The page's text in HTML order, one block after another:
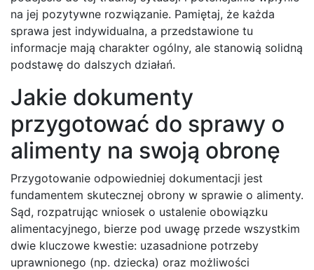
na jej pozytywne rozwiązanie. Pamiętaj, że każda
sprawa jest indywidualna, a przedstawione tu
informacje mają charakter ogólny, ale stanowią solidną
podstawę do dalszych działań.
Jakie dokumenty
przygotować do sprawy o
alimenty na swoją obronę
Przygotowanie odpowiedniej dokumentacji jest
fundamentem skutecznej obrony w sprawie o alimenty.
Sąd, rozpatrując wniosek o ustalenie obowiązku
alimentacyjnego, bierze pod uwagę przede wszystkim
dwie kluczowe kwestie: uzasadnione potrzeby
uprawnionego (np. dziecka) oraz możliwości